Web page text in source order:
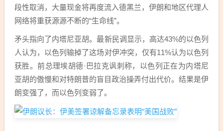
段性取消，大量现金将再度流入德黑兰，伊朗和地区代理人
网络将重获源源不断的“生命线”。
矛头指向了内塔尼亚胡。最新民调显示，高达43%的以色列
人认为，以色列输掉了这场对伊冲突，仅有11%认为以色列
获胜。前总理埃胡德·巴拉克讽刺称，以色列正在为内塔尼
亚胡的傲慢和对特朗普的盲目政治操弄付出代价。结果是伊
朗变强了，而以色列变弱了。